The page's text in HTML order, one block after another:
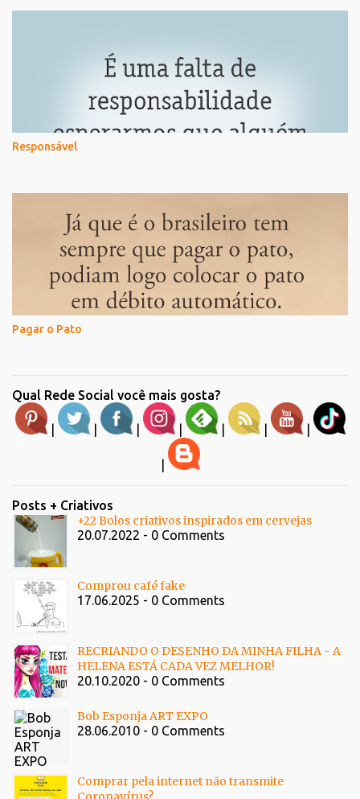
Responsável
Pagar o Pato
Qual Rede Social você mais gosta?
| | | | | | |
Posts + Criativos
+22 Bolos criativos inspirados em cervejas
20.07.2022 - 0 Comments
Comprou café fake
17.06.2025 - 0 Comments
RECRIANDO O DESENHO DA MINHA FILHA - A
HELENA ESTÁ CADA VEZ MELHOR!
20.10.2020 - 0 Comments
Bob Esponja ART EXPO
28.06.2010 - 0 Comments
Comprar pela internet não transmite